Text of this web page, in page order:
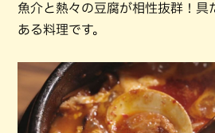
魚介と熱々の豆腐が相性抜群！具
ある料理です。